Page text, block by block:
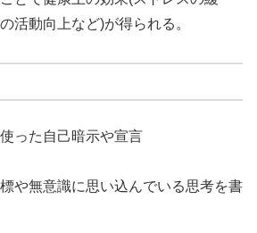
活動向上など)が得られる。
った自己暗示や宣言
や無意識に思い込んでいる思考を書